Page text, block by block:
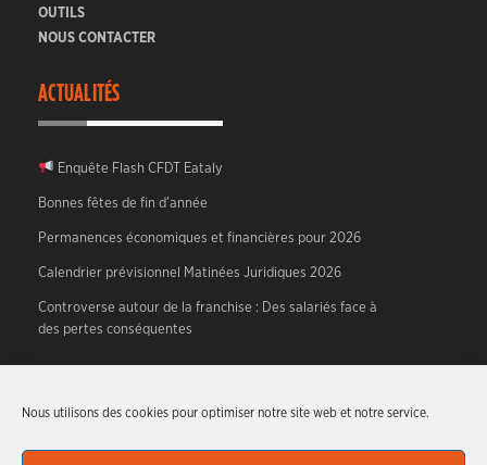
Nous utilisons des cookies pour optimiser notre site web et notre service.
OUTILS
NOUS CONTACTER
ACTUALITÉS
Enquête Flash CFDT Eataly
Bonnes fêtes de fin d’année
Permanences économiques et financières pour 2026
Calendrier prévisionnel Matinées Juridiques 2026
Controverse autour de la franchise : Des salariés face à
des pertes conséquentes